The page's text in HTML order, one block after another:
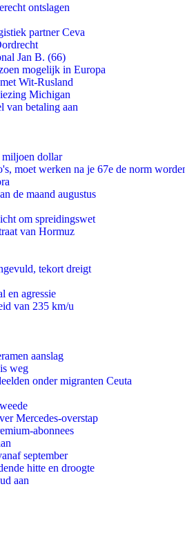
ontslagen
partner Ceva
Jan B. (66)
mogelijk in Europa
Wit-Rusland
Michigan
van betaling aan
miljoen dollar
moet werken na je 67e de norm
de maand augustus
om spreidingswet
van Hormuz
tekort dreigt
en agressie
van 235 km/u
aanslag
weg
onder migranten Ceuta
Mercedes-overstap
abonnees
september
hitte en droogte
aan